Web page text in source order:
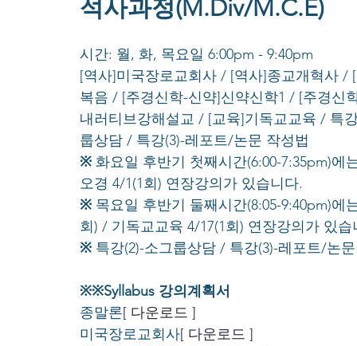
석사과정(M.Div/M.C.E)
시간: 월, 화, 목요일 6:00pm - 9:40pm
[역사]미국장로교회사 / [역사]종교개혁사
복음 / [주경신학-신약]신약신학1 / [주경신
내러티브강해설교 / [교육]기독교교육 / 특
룹상담 / 특강(3)-레포트/논문 작성법
※ 화요일 후반기 첫째시간(6:00-7:35pm)에
오경 4/1(1회) 연장강의가 있습니다.
※ 목요일 후반기 둘째시간(8:05-9:40pm)에
회) / 기독교교육 4/17(1회) 연장강의가 있습
※ 특강(2)-소그룹상담 / 특강(3)-레포트/논
※※Syllabus 강의계획서
종말론[ 다운로드 ]
미국장로교회사[ 다운로드 ]